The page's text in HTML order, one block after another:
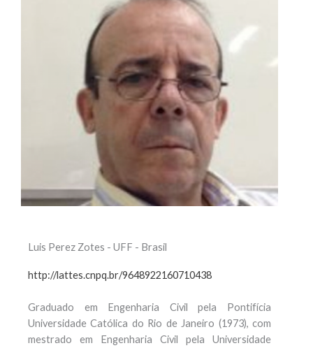
Luis Perez Zotes - UFF - Brasil
http://lattes.cnpq.br/9648922160710438
Graduado em Engenharia Civil pela Pontifícia
Universidade Católica do Rio de Janeiro (1973), com
mestrado em Engenharia Civil pela Universidade